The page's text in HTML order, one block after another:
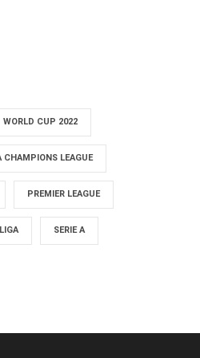
WORLD CUP 2022
CHAMPIONS LEAGUE
PREMIER LEAGUE
SERIE A